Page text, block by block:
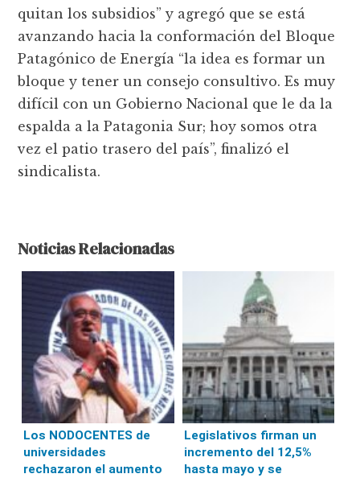
quitan los subsidios” y agregó que se está
avanzando hacia la conformación del Bloque
Patagónico de Energía “la idea es formar un
bloque y tener un consejo consultivo. Es muy
difícil con un Gobierno Nacional que le da la
espalda a la Patagonia Sur; hoy somos otra
vez el patio trasero del país”, finalizó el
sindicalista.
Noticias Relacionadas
Los NODOCENTES de
universidades
rechazaron el aumento
Legislativos firman un
incremento del 12,5%
hasta mayo y se